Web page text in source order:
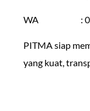
WA :
PITMA siap
yang kuat,